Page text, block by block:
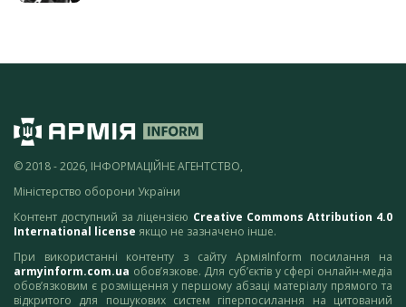
© 2018 - 2026, ІНФОРМАЦІЙНЕ АГЕНТСТВО,
Міністерство оборони України
Контент доступний за ліцензією Creative Commons Attribution 4.0
International license якщо не зазначено інше.
При використанні контенту з сайту АрміяInform посилання на
armyinform.com.ua обов’язкове. Для суб’єктів у сфері онлайн-медіа
обов’язковим є розміщення у першому абзаці матеріалу прямого та
відкритого для пошукових систем гіперпосилання на цитований